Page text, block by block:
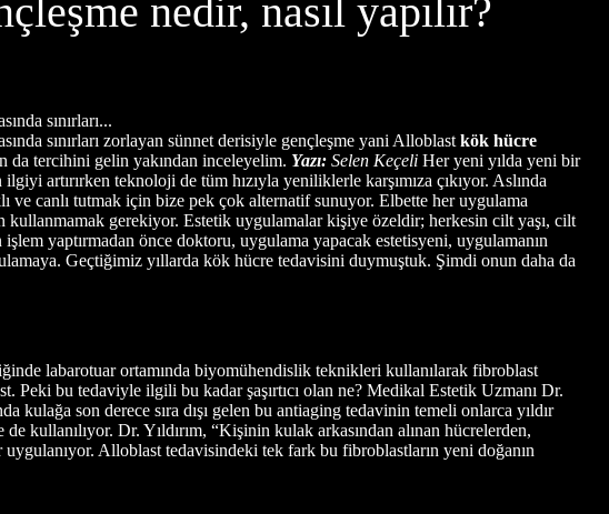
nedir, nasıl yapılır?
sınırları...
sınırları zorlayan sünnet derisiyle gençleşme yani Alloblast kök hücre
da tercihini gelin yakından inceleyelim. Yazı: Selen Keçeli Her yeni yılda yeni bir
artırırken teknoloji de tüm hızıyla yeniliklerle karşımıza çıkıyor. Aslında
ve canlı tutmak için bize pek çok alternatif sunuyor. Elbette her uygulama
kullanmamak gerekiyor. Estetik uygulamalar kişiye özeldir; herkesin cilt yaşı, cilt
işlem yaptırmadan önce doktoru, uygulama yapacak estetisyeni, uygulamanın
Geçtiğimiz yıllarda kök hücre tedavisini duymuştuk. Şimdi onun daha da
labarotuar ortamında biyomühendislik teknikleri kullanılarak fibroblast
bu tedaviyle ilgili bu kadar şaşırtıcı olan ne? Medikal Estetik Uzmanı Dr.
son derece sıra dışı gelen bu antiaging tedavinin temeli onlarca yıldır
kullanılıyor. Dr. Yıldırım, “Kişinin kulak arkasından alınan hücrelerden,
Alloblast tedavisindeki tek fark bu fibroblastların yeni doğanın